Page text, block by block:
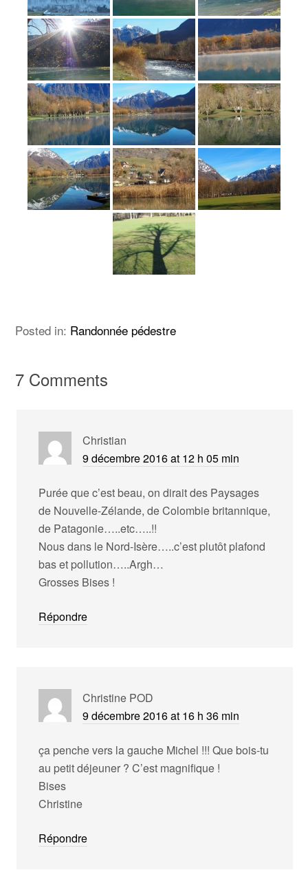
Posted in: Randonnée pédestre
7 Comments
Christian
9 décembre 2016 at 12 h 05 min
Purée que c’est beau, on dirait des Paysages
de Nouvelle-Zélande, de Colombie britannique,
de Patagonie…..etc…..!!
Nous dans le Nord-Isère…..c’est plutôt plafond
bas et pollution…..Argh…
Grosses Bises !
Répondre
Christine POD
9 décembre 2016 at 16 h 36 min
ça penche vers la gauche Michel !!! Que bois-tu
au petit déjeuner ? C’est magnifique !
Bises
Christine
Répondre